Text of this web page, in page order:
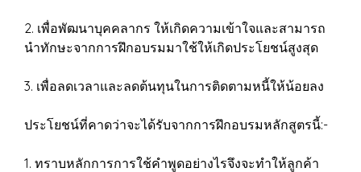
2. เพื่อพัฒนาบุคคลากร ให้เกิดความเข้าใจและสามารถ
นำทักษะจากการฝึกอบรมมาใช้ให้เกิดประโยชน์สูงสุด
3. เพื่อลดเวลาและลดต้นทุนในการติดตามหนี้ให้น้อยลง
ประโยชน์ที่คาดว่าจะได้รับจากการฝึกอบรมหลักสูตรนี้:-
1. ทราบหลักการการใช้คำพูดอย่างไรจึงจะทำให้ลูกค้า